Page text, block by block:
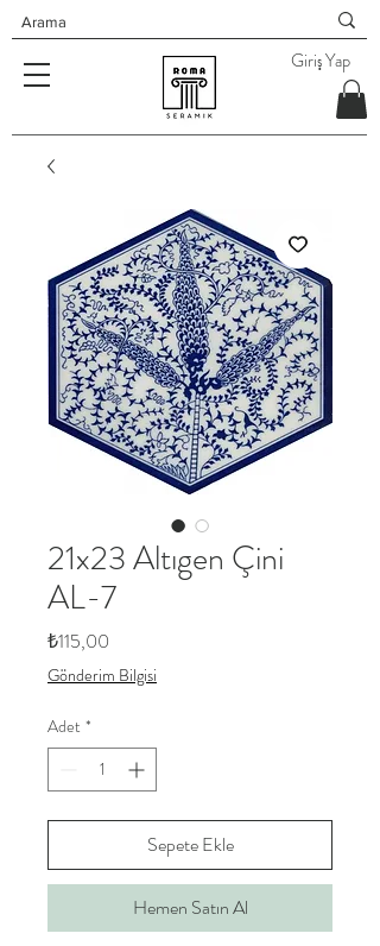
Giriş Yap
21x23 Altıgen Çini
AL-7
₺115,00
Gönderim Bilgisi
Adet *
Sepete Ekle
Hemen Satın Al